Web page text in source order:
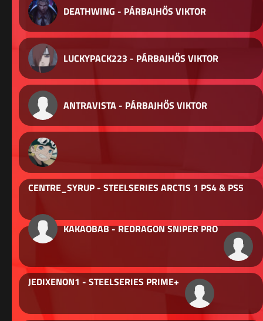
DEATHWING - PÁRBAJHŐS VIKTOR
LUCKYPACK223 - PÁRBAJHŐS VIKTOR
ANTRAVISTA - PÁRBAJHŐS VIKTOR
CENTRE_SYRUP - STEELSERIES ARCTIS 1 PS4 & PS5
KAKAOBAB - REDRAGON SNIPER PRO
JEDIXENON1 - STEELSERIES PRIME+